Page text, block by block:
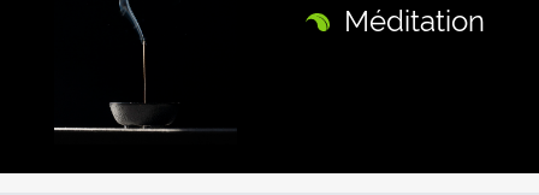
Méditation